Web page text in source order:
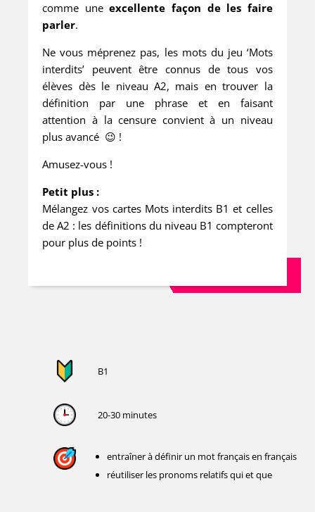
comme uneexcellente façon de les faire
parler.
Ne vous méprenez pas, les mots du jeu ‘Mots
interdits’ peuvent être connus de tous vos
élèves dès le niveau A2, mais en trouver la
définition par une phrase et en faisant
attention à la censure convient à un niveau
plus avancé 😉 !
Amusez-vous !
Petit plus :
Mélangez vos cartes Mots interdits B1 et celles
de A2 : les définitions du niveau B1 compteront
pour plus de points !
B1
20-30 minutes
entraîner à définir un mot français en français
réutiliser les pronoms relatifs qui et que